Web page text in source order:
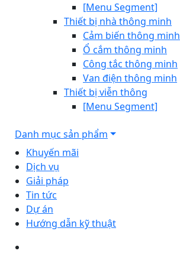
[Menu Segment]
Thiết bị nhà thông minh
Cảm biến thông minh
Ổ cắm thông minh
Công tắc thông minh
Van điện thông minh
Thiết bị viễn thông
[Menu Segment]
Danh mục sản phẩm
Khuyến mãi
Dịch vụ
Giải pháp
Tin tức
Dự án
Hướng dẫn kỹ thuật